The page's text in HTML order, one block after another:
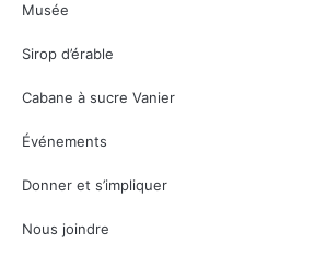
Musée
Sirop d’érable
Cabane à sucre Vanier
Événements
Donner et s’impliquer
Nous joindre